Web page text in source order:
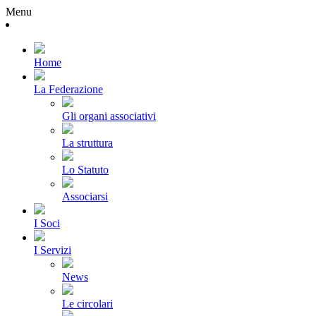
Menu
Home
La Federazione
Gli organi associativi
La struttura
Lo Statuto
Associarsi
I Soci
I Servizi
News
Le circolari